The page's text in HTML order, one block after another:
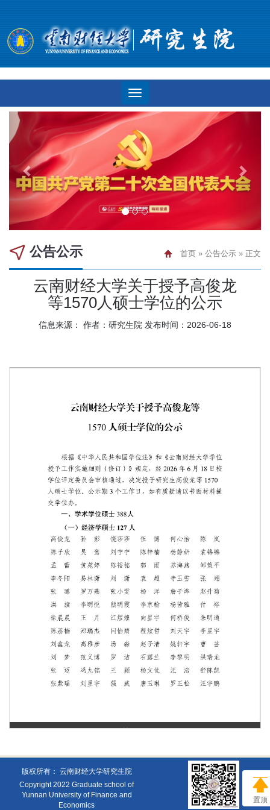
公告公示 首页 » 公告公示 » 正文
云南财经大学关于授予高俊龙
等1570人硕士学位的公示
信息来源： 作者：研究生院 发布时间：2026-06-18
第 1 页
版权所有： 云南财经大学研究生院
Copyright 2022 Graduate school of
Yunnan University of Finance and
Economics
置顶